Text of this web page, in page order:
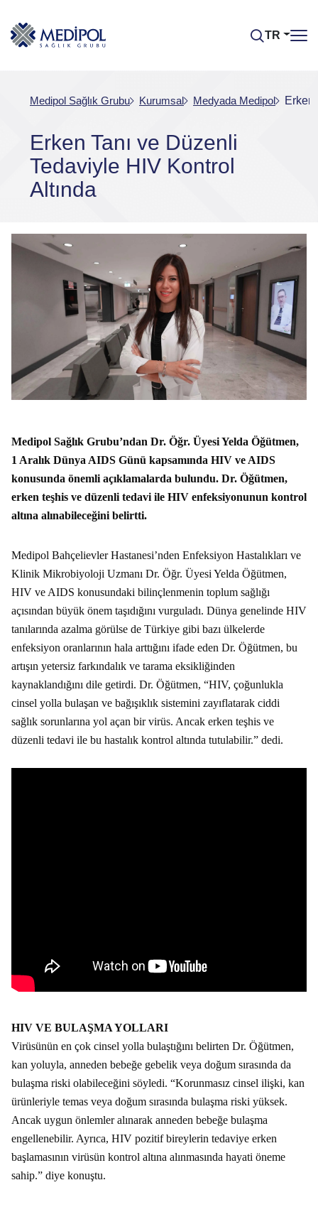
TR
Medipol Sağlık Grubu Kurumsal Medyada Medipol Erken
Erken Tanı ve Düzenli
Tedaviyle HIV Kontrol
Altında
Medipol Sağlık Grubu’ndan Dr. Öğr. Üyesi Yelda Öğütmen,
1 Aralık Dünya AIDS Günü kapsamında HIV ve AIDS
konusunda önemli açıklamalarda bulundu. Dr. Öğütmen,
erken teşhis ve düzenli tedavi ile HIV enfeksiyonunun kontrol
altına alınabileceğini belirtti.
Medipol Bahçelievler Hastanesi’nden Enfeksiyon Hastalıkları ve
Klinik Mikrobiyoloji Uzmanı Dr. Öğr. Üyesi Yelda Öğütmen,
HIV ve AIDS konusundaki bilinçlenmenin toplum sağlığı
açısından büyük önem taşıdığını vurguladı. Dünya genelinde HIV
tanılarında azalma görülse de Türkiye gibi bazı ülkelerde
enfeksiyon oranlarının hala arttığını ifade eden Dr. Öğütmen, bu
artışın yetersiz farkındalık ve tarama eksikliğinden
kaynaklandığını dile getirdi. Dr. Öğütmen, “HIV, çoğunlukla
cinsel yolla bulaşan ve bağışıklık sistemini zayıflatarak ciddi
sağlık sorunlarına yol açan bir virüs. Ancak erken teşhis ve
düzenli tedavi ile bu hastalık kontrol altında tutulabilir.” dedi.
HIV VE BULAŞMA YOLLARI
Virüsünün en çok cinsel yolla bulaştığını belirten Dr. Öğütmen,
kan yoluyla, anneden bebeğe gebelik veya doğum sırasında da
bulaşma riski olabileceğini söyledi. “Korunmasız cinsel ilişki, kan
ürünleriyle temas veya doğum sırasında bulaşma riski yüksek.
Ancak uygun önlemler alınarak anneden bebeğe bulaşma
engellenebilir. Ayrıca, HIV pozitif bireylerin tedaviye erken
başlamasının virüsün kontrol altına alınmasında hayati öneme
sahip.” diye konuştu.